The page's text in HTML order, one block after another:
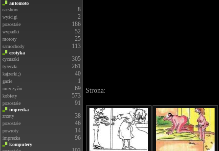
automoto
carshow
8
wyścigi 2
pozostałe 186
wypadki 52
motory 25
samochody 113
erotyka
cycuszki
305
tyłeczki 261
kajzerki;) 40
gacie 1
meżczyźni 69
kobiety 573
pozostałe 91
imprezka
zrzuty
38
pozostałe 46
powroty 14
imprezka 96
komputery
Strona: